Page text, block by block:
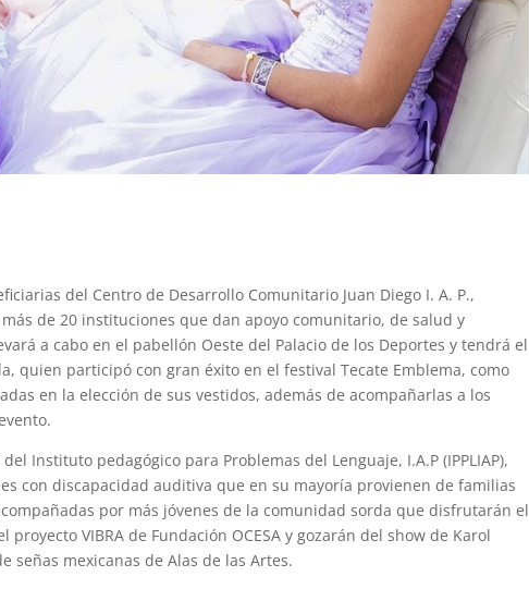
del Centro de Desarrollo Comunitario Juan Diego I. A. P.,
de 20 instituciones que dan apoyo comunitario, de salud y
a cabo en el pabellón Oeste del Palacio de los Deportes y tendrá el
quien participó con gran éxito en el festival Tecate Emblema, como
en la elección de sus vestidos, además de acompañarlas a los
Instituto pedagógico para Problemas del Lenguaje, I.A.P (IPPLIAP),
con discapacidad auditiva que en su mayoría provienen de familias
por más jóvenes de la comunidad sorda que disfrutarán el
VIBRA de Fundación OCESA y gozarán del show de Karol
señas mexicanas de Alas de las Artes.